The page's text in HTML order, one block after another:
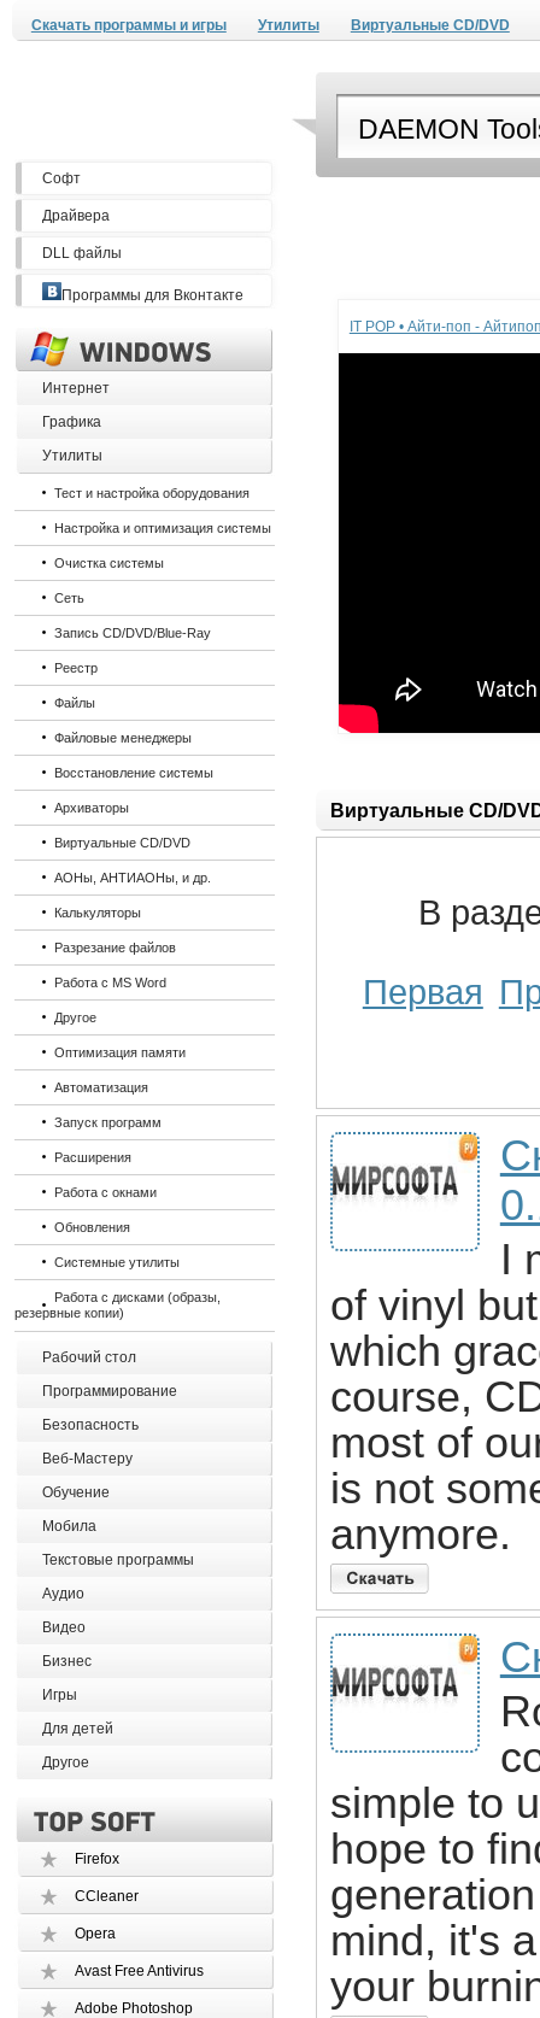
Скачать программы и игры Утилиты Виртуальные CD/DVD
Софт
Драйвера
DLL файлы
Программы для Вконтакте
Интернет
Графика
Утилиты
Тест и настройка оборудования
Настройка и оптимизация системы
Очистка системы
Сеть
Запись CD/DVD/Blue-Ray
Реестр
Файлы
Файловые менеджеры
Восстановление системы
Архиваторы
Виртуальные CD/DVD
АОНы, АНТИАОНы, и др.
Калькуляторы
Разрезание файлов
Работа с MS Word
Другое
Оптимизация памяти
Автоматизация
Запуск программ
Расширения
Работа с окнами
Обновления
Системные утилиты
Работа с дисками (образы,
резервные копии)
Рабочий стол
Программирование
Безопасность
Веб-Мастеру
Обучение
Мобила
Текстовые программы
Аудио
Видео
Бизнес
Игры
Для детей
Другое
Firefox
CCleaner
Opera
Avast Free Antivirus
Adobe Photoshop
IT POP • Айти-поп -
Виртуальные CD/
В
Первая
I
of vinyl
which
course,
most of
is not
anymore.
simple to
hope to
mind, it's
your